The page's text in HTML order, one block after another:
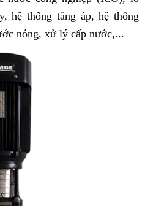
hệ thống tăng áp, hệ thống
nóng, xử lý cấp nước,...